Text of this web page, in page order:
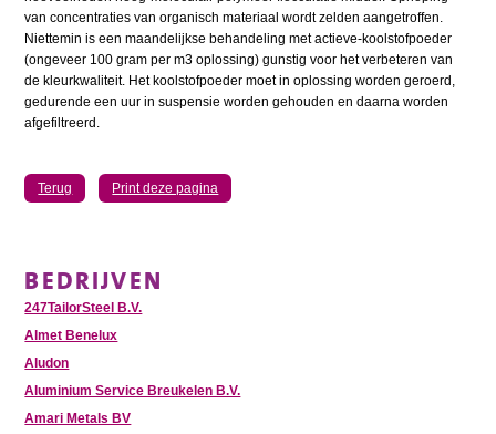
van concentraties van organisch materiaal wordt zelden aangetroffen.
Niettemin is een maandelijkse behandeling met actieve-koolstofpoeder
(ongeveer 100 gram per m3 oplossing) gunstig voor het verbeteren van
de kleurkwaliteit. Het koolstofpoeder moet in oplossing worden geroerd,
gedurende een uur in suspensie worden gehouden en daarna worden
afgefiltreerd.
Terug Print deze pagina
BEDRIJVEN
247TailorSteel B.V.
Almet Benelux
Aludon
Aluminium Service Breukelen B.V.
Amari Metals BV